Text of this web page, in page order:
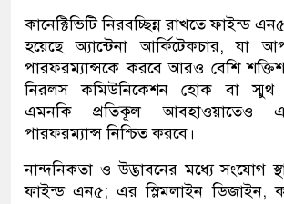
কানেক্টিভিটি নিরবচ্ছিন্ন রাখতে ফাইন্ড
হয়েছে অ্যান্টেনা আর্কিটেকচার, যা
পারফরম্যান্সকে করবে আরও বেশি
নিরলস কমিউনিকেশন হোক বা স্মুথ
এমনকি প্রতিকূল আবহাওয়াতেও
পারফরম্যান্স নিশ্চিত করবে।
নান্দনিকতা ও উদ্ভাবনের মধ্যে সংযোগ
ফাইন্ড এন৫; এর স্লিমলাইন ডিজাইন,